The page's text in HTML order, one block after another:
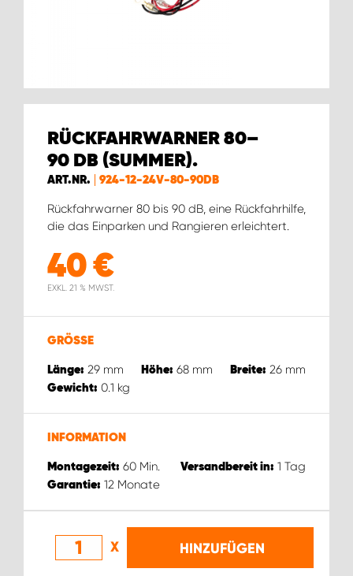
RÜCKFAHRWARNER 80–
90 DB (SUMMER).
ART.NR. 924-12-24V-80-90DB
Rückfahrwarner 80 bis 90 dB, eine Rückfahrhilfe,
die das Einparken und Rangieren erleichtert.
40€
EXKL. 21 % MWST.
GRÖSSE
Länge: 29 mm Höhe: 68 mm Breite: 26 mm
Gewicht: 0.1 kg
INFORMATION
Montagezeit: 60 Min. Versandbereit in: 1 Tag
Garantie: 12 Monate
X HINZUFÜGEN
WORK SYSTEM WORK SYSTEM BRÜGGE